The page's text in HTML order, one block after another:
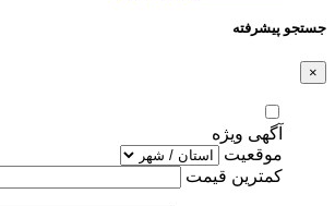
جستجو پیشرفته
×
آگهی ویژه
موقعیت
کمترین قیمت